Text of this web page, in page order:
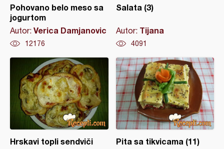
Pohovano belo meso sa
jogurtom
Autor: Verica Damjanovic
12176
Salata (3)
Autor: Tijana
4091
Hrskavi topli sendviči Pita sa tikvicama (11)